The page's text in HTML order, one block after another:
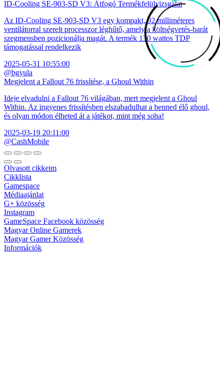
ID-Cooling SE-903-SD V3: Átfogó Termékfelülvizsgálat
Az ID-Cooling SE-903-SD V3 egy kompakt, 92 milliméteres
ventilátorral szerelt processzor léghűtő, amely a költségvetés-barát
szegmensben pozicionálja magát. A termék 130 wattos TDP
támogatással rendelkezik
2025-05-31 10:55:00
@bgyula
Megjelent a Fallout 76 frissítése, a Ghoul Within
Ideje elvadulni a Fallout 76 világában, mert megjelent a Ghoul
Within. Az ingyenes frissítésben elszabadulhat a benned élő ghoul,
és olyan módon élheted át a játékot, mint még soha!
2025-03-19 20:11:00
@CashMobile
Olvasott cikkeim
Cikklista
Gamespace
Médiaajánlat
G+ közösség
Instagram
GameSpace Facebook közösség
Magyar Online Gamerek
Magyar Gamer Közösség
Információk